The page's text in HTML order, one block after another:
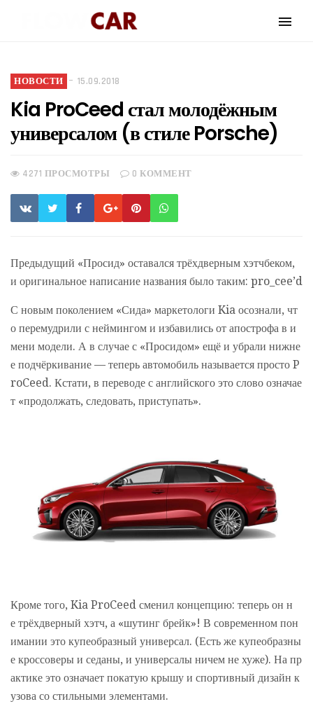
НОВОСТИ 15.09.2018
Kia ProCeed стал молодёжным
универсалом (в стиле Porsche)
4271 ПРОСМОТРЫ 0 КОММЕНТ
Предыдущий «Просид» оставался трёхдверным хэтчбеком,
и оригинальное написание названия было таким: pro_cee’d
С новым поколением «Сида» маркетологи Kia осознали, чт
о перемудрили с неймингом и избавились от апострофа в и
мени модели. А в случае с «Просидом» ещё и убрали нижне
е подчёркивание — теперь автомобиль называется просто P
roCeed. Кстати, в переводе с английского это слово означае
т «продолжать, следовать, приступать».
Кроме того, Kia ProCeed сменил концепцию: теперь он н
е трёхдверный хэтч, а «шутинг брейк»! В современном пон
имании это купеобразный универсал. (Есть же купеобразны
е кроссоверы и седаны, и универсалы ничем не хуже). На пр
актике это означает покатую крышу и спортивный дизайн к
узова со стильными элементами.